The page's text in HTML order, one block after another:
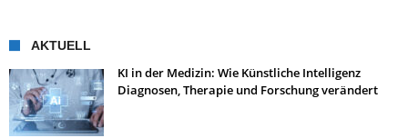
AKTUELL
KI in der Medizin: Wie Künstliche Intelligenz
Diagnosen, Therapie und Forschung verändert